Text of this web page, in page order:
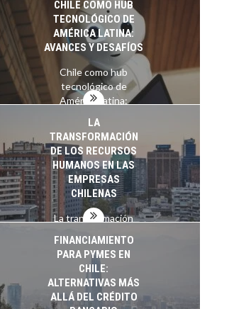
CHILE COMO HUB
TECNOLÓGICO DE
AMÉRICA LATINA:
AVANCES Y DESAFÍOS
Chile como hub
tecnológico de
América Latina:
LA
TRANSFORMACIÓN
DE LOS RECURSOS
HUMANOS EN LAS
EMPRESAS
CHILENAS
La transformación
recursos humanos en
las empresas…
FINANCIAMIENTO
PARA PYMES EN
CHILE:
ALTERNATIVAS MÁS
ALLÁ DEL CRÉDITO